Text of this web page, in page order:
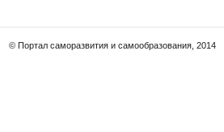
© Портал саморазвития и самообразования, 2014